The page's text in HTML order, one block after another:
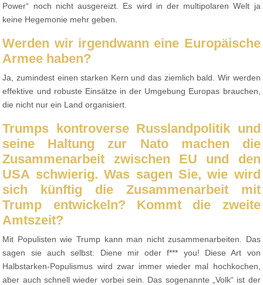
Power“ noch nicht ausgereizt. Es wird in der multipolaren Welt ja
keine Hegemonie mehr geben.
Werden wir irgendwann eine Europäische
Armee haben?
Ja, zumindest einen starken Kern und das ziemlich bald. Wir werden
effektive und robuste Einsätze in der Umgebung Europas brauchen,
die nicht nur ein Land organisiert.
Trumps kontroverse Russlandpolitik und
seine Haltung zur Nato machen die
Zusammenarbeit zwischen EU und den
USA schwierig. Was sagen Sie, wie wird
sich künftig die Zusammenarbeit mit
Trump entwickeln? Kommt die zweite
Amtszeit?
Mit Populisten wie Trump kann man nicht zusammenarbeiten. Das
sagen sie auch selbst: Diene mir oder f*** you! Diese Art von
Halbstarken-Populismus wird zwar immer wieder mal hochkochen,
aber auch schnell wieder vorbei sein. Das sogenannte „Volk“ ist der